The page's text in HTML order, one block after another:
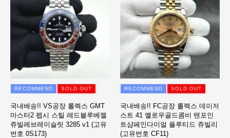
RECOMMEND SOLD OUT
국내배송!! VS공장 롤렉스 GMT
마스터2 펩시 스틸 레드블루베젤
쥬빌레브레이슬릿 3285 v1 (고유
번호 0S173)
RECOMMEND SOLD OUT
국내배송!! FC공장 롤렉스 데이저
스트 41 옐로우골드콤비 텐포인
트샴페인다이얼 플루티드 쥬빌리
(고유번호 CF11)